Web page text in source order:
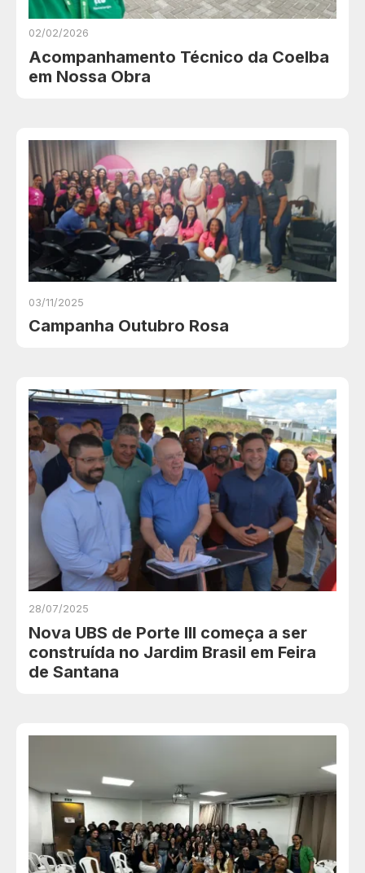
02/02/2026
Acompanhamento Técnico da Coelba
em Nossa Obra
03/11/2025
Campanha Outubro Rosa
28/07/2025
Nova UBS de Porte III começa a ser
construída no Jardim Brasil em Feira
de Santana